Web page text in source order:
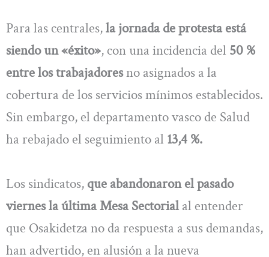
Para las centrales,la jornada de protesta está
siendo un «éxito», con una incidencia del 50 %
entre los trabajadoresno asignados a la
cobertura de los servicios mínimos establecidos.
Sin embargo, el departamento vasco de Salud
ha rebajado el seguimiento al 13,4 %.
Los sindicatos, que abandonaron el pasado
viernes la última Mesa Sectorial al entender
que Osakidetza no da respuesta a sus demandas,
han advertido, en alusión a la nueva